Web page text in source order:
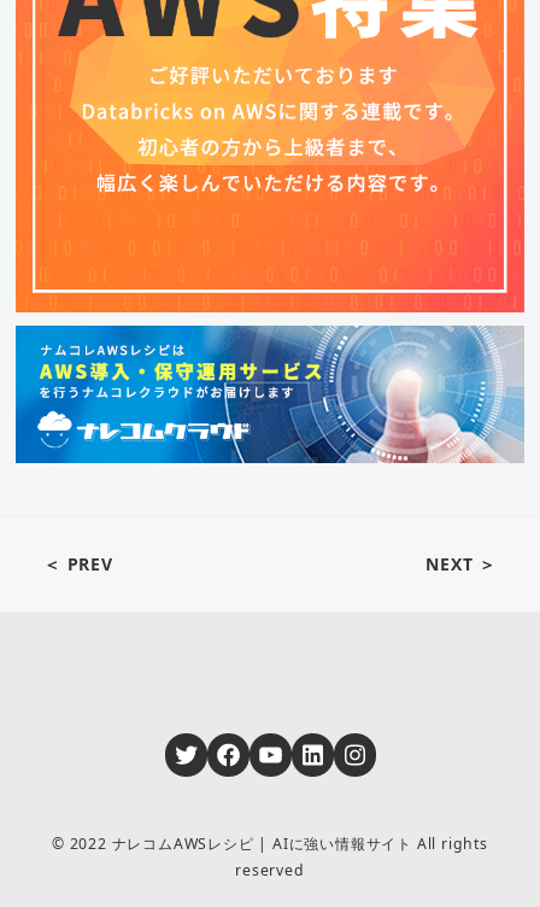
＜ PREV NEXT ＞
Twitter Facebook YouTube LinkedIn Instagram
© 2022 ナレコムAWSレシピ | AIに強い情報サイト All rights
reserved